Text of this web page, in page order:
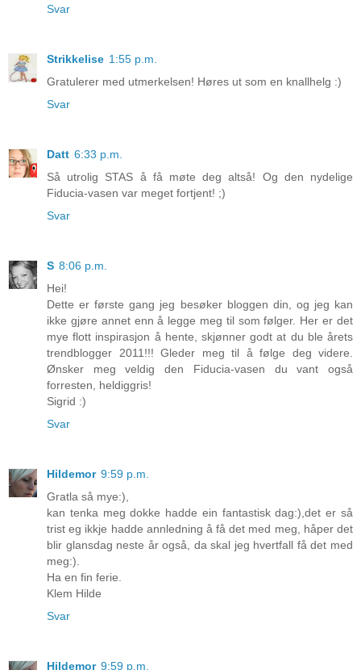
Svar
Strikkelise 1:55 p.m.
Gratulerer med utmerkelsen! Høres ut som en knallhelg :)
Svar
Datt 6:33 p.m.
Så utrolig STAS å få møte deg altså! Og den nydelige
Fiducia-vasen var meget fortjent! ;)
Svar
S 8:06 p.m.
Hei!
Dette er første gang jeg besøker bloggen din, og jeg kan
ikke gjøre annet enn å legge meg til som følger. Her er det
mye flott inspirasjon å hente, skjønner godt at du ble årets
trendblogger 2011!!! Gleder meg til å følge deg videre.
Ønsker meg veldig den Fiducia-vasen du vant også
forresten, heldiggris!
Sigrid :)
Svar
Hildemor 9:59 p.m.
Gratla så mye:),
kan tenka meg dokke hadde ein fantastisk dag:),det er så
trist eg ikkje hadde annledning å få det med meg, håper det
blir glansdag neste år også, da skal jeg hvertfall få det med
meg:).
Ha en fin ferie.
Klem Hilde
Svar
Hildemor 9:59 p.m.